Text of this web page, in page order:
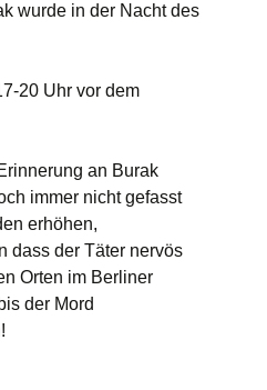
wurde in der Nacht des
20 Uhr vor dem
an Burak
immer nicht gefasst
erhöhen,
dass der Täter nervös
Orten im Berliner
der Mord